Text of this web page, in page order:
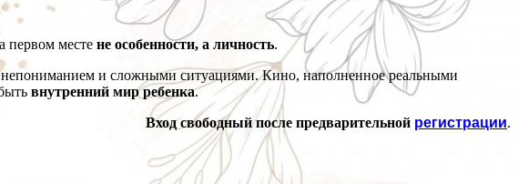
первом месте не особенности, а личность.
непониманием и сложными ситуациями. Кино, наполненное реальными
внутренний мир ребенка.
Вход свободный после предварительной регистрации.